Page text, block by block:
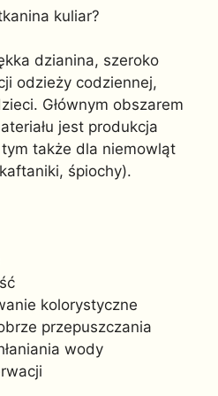
kuliar?
dzianina, szeroko
odzieży codziennej,
Głównym obszarem
jest produkcja
także dla niemowląt
śpiochy).
kolorystyczne
przepuszczania
wody